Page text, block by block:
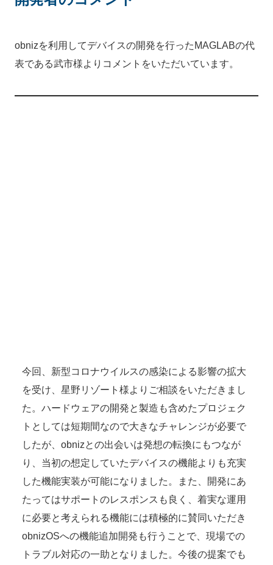
obnizを利用してデバイスの開発を行ったMAGLABの代
表である武市様よりコメントをいただいています。
今回、新型コロナウイルスの感染による影響の拡大
を受け、星野リゾート様よりご相談をいただきまし
た。ハードウェアの開発と製造も含めたプロジェク
トとしては短期間なので大きなチャレンジが必要で
したが、obnizとの出会いは発想の転換にもつなが
り、当初の想定していたデバイスの機能よりも充実
した機能実装が可能になりました。また、開発にあ
たってはサポートのレスポンスも良く、着実な運用
に必要と考えられる機能には積極的に賛同いただき
obnizOSへの機能追加開発も行うことで、現場での
トラブル対応の一助となりました。今後の提案でも